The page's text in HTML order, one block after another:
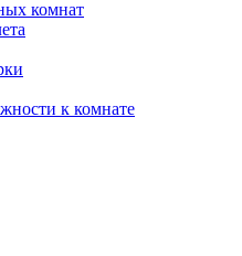
комнат
к комнате